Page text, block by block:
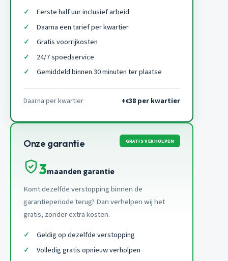
Eerste half uur inclusief arbeid
Daarna een tarief per kwartier
Gratis voorrijkosten
24/7 spoedservice
Gemiddeld binnen 30 minuten ter plaatse
Daarna per kwartier +€38 per kwartier
Onze garantie GRATIS VERHOLPEN
3maanden garantie
Komt dezelfde verstopping binnen de
garantieperiode terug? Dan verhelpen wij het
gratis, zonder extra kosten.
Geldig op dezelfde verstopping
Volledig gratis opnieuw verholpen